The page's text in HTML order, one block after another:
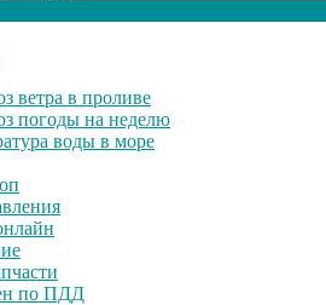
ветра в проливе
погоды на неделю
воды в море
по ПДД